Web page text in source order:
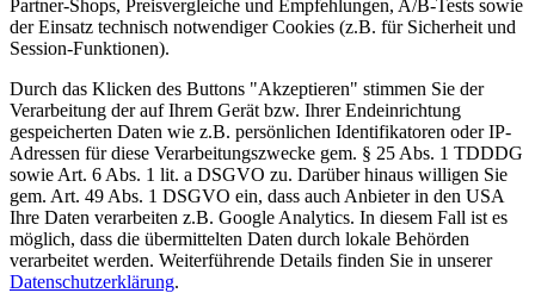
Partner-Shops, Preisvergleiche und Empfehlungen, A/B-Tests sowie
der Einsatz technisch notwendiger Cookies (z.B. für Sicherheit und
Session-Funktionen).
Durch das Klicken des Buttons "Akzeptieren" stimmen Sie der
Verarbeitung der auf Ihrem Gerät bzw. Ihrer Endeinrichtung
gespeicherten Daten wie z.B. persönlichen Identifikatoren oder IP-
Adressen für diese Verarbeitungszwecke gem. § 25 Abs. 1 TDDDG
sowie Art. 6 Abs. 1 lit. a DSGVO zu. Darüber hinaus willigen Sie
gem. Art. 49 Abs. 1 DSGVO ein, dass auch Anbieter in den USA
Ihre Daten verarbeiten z.B. Google Analytics. In diesem Fall ist es
möglich, dass die übermittelten Daten durch lokale Behörden
verarbeitet werden. Weiterführende Details finden Sie in unserer
Datenschutzerklärung.